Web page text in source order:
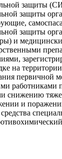
защиты
защиты
защиты
и
на
первичной
работниками
снижению
и